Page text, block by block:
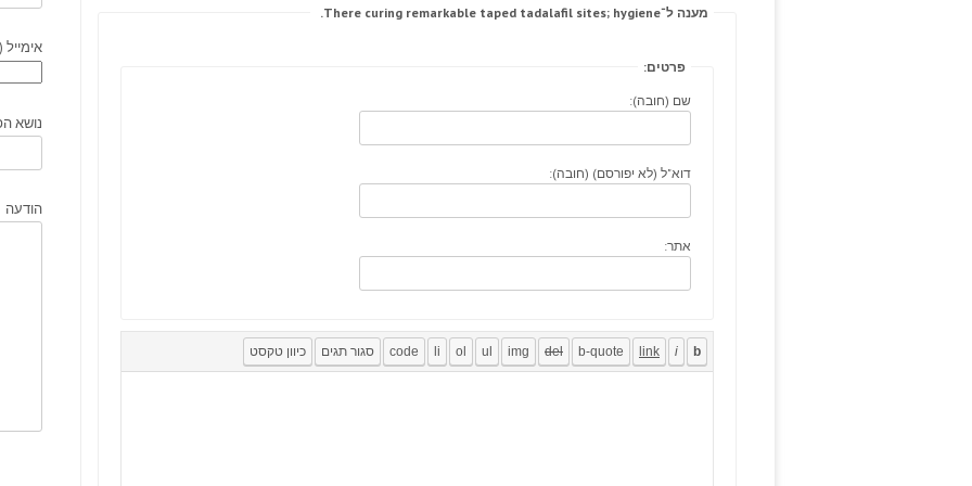
מענה ל־There curing remarkable taped tadalafil sites; hygiene.
פרטים:
שם (חובה):
דוא"ל (לא יפורסם) (חובה):
אתר:
נושא
הודעה